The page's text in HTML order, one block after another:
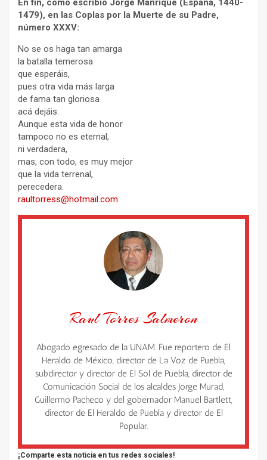
1479), en las Coplas por la Muerte de su Padre,
número XXXV:
No se os haga tan amarga
la batalla temerosa
que esperáis,
pues otra vida más larga
de fama tan gloriosa
acá dejáis.
Aunque esta vida de honor
tampoco no es eternal,
ni verdadera,
mas, con todo, es muy mejor
que la vida terrenal,
perecedera.
raultorress@hotmail.com
Raul Torres Salmeron
Abogado egresado de la UNAM. Fue reportero de El
Heraldo de México, director de La Voz de Puebla,
subdirector y director de El Sol de Puebla, director de
Comunicación Social de los alcaldes Jorge Murad,
Guillermo Pacheco y del gobernador Manuel Bartlett,
director de El Heraldo de Puebla y director de El
Popular.
¡Comparte esta noticia en tus redes sociales!